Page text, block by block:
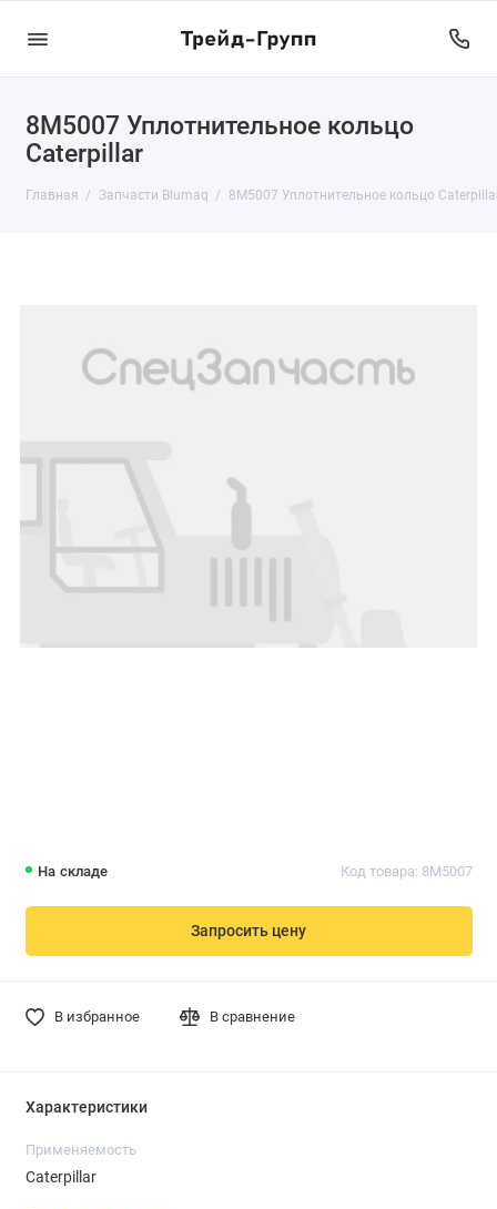
8M5007 Уплотнительное кольцо
Caterpillar
Главная Запчасти Blumaq 8M5007 Уплотнительное кольцо
На складе Код товара: 8M5007
Запросить цену
В избранное В сравнение
Характеристики
Применяемость
Caterpillar